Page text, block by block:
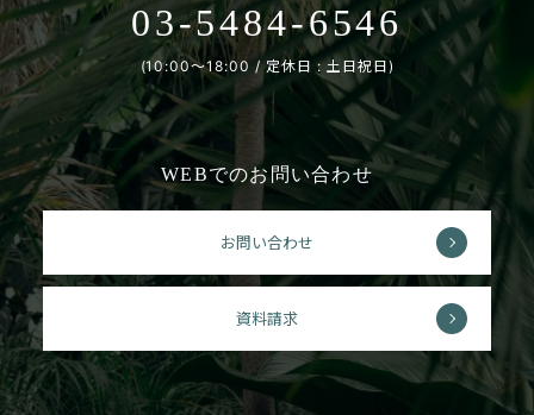
03-5484-6546
(10:00〜18:00 / 定休日 : 土日祝日)
WEBでのお問い合わせ
お問い合わせ
資料請求